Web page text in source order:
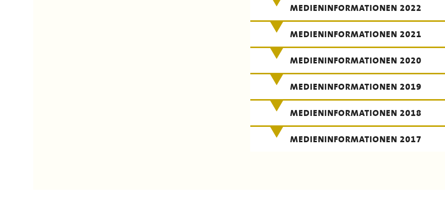
MEDIENINFORMATIONEN 2022
MEDIENINFORMATIONEN 2021
MEDIENINFORMATIONEN 2020
MEDIENINFORMATIONEN 2019
MEDIENINFORMATIONEN 2018
MEDIENINFORMATIONEN 2017